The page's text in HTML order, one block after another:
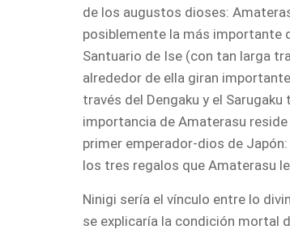
de los augustos dioses:
posiblemente la más importante
Santuario de Ise (con tan larga
alrededor de ella giran
través del Dengaku y el
importancia de Amaterasu
primer emperador-dios de
los tres regalos que Amaterasu
Ninigi sería el vínculo entre lo
se explicaría la condición mortal